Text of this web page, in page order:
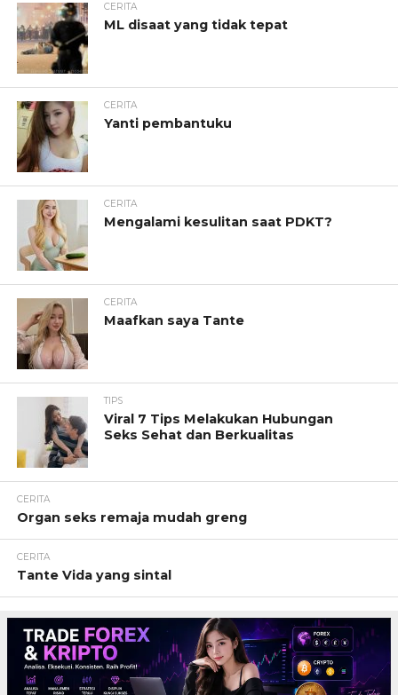
CERITA
ML disaat yang tidak tepat
CERITA
Yanti pembantuku
CERITA
Mengalami kesulitan saat PDKT?
CERITA
Maafkan saya Tante
TIPS
Viral 7 Tips Melakukan Hubungan
Seks Sehat dan Berkualitas
CERITA
Organ seks remaja mudah greng
CERITA
Tante Vida yang sintal